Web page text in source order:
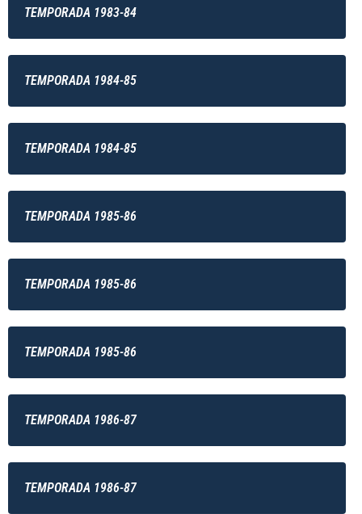
TEMPORADA 1983-84
TEMPORADA 1984-85
TEMPORADA 1984-85
TEMPORADA 1985-86
TEMPORADA 1985-86
TEMPORADA 1985-86
TEMPORADA 1986-87
TEMPORADA 1986-87